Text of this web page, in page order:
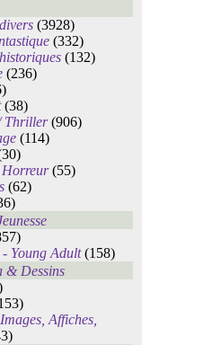
(3928)
(332)
(132)
(236)
(38)
Thriller(906)
(114)
Horreur(55)
(62)
- Young Adult(158)
& Dessins
Affiches,